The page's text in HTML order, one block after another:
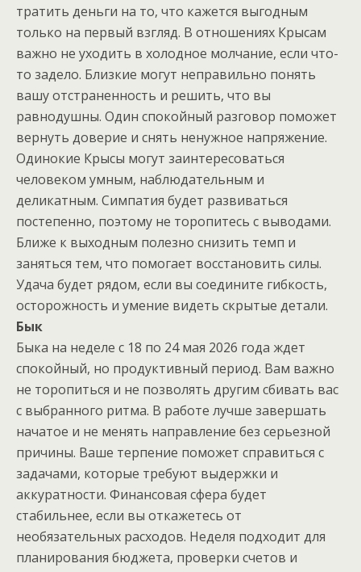
тратить деньги на то, что кажется выгодным
только на первый взгляд. В отношениях Крысам
важно не уходить в холодное молчание, если что-
то задело. Близкие могут неправильно понять
вашу отстраненность и решить, что вы
равнодушны. Один спокойный разговор поможет
вернуть доверие и снять ненужное напряжение.
Одинокие Крысы могут заинтересоваться
человеком умным, наблюдательным и
деликатным. Симпатия будет развиваться
постепенно, поэтому не торопитесь с выводами.
Ближе к выходным полезно снизить темп и
заняться тем, что помогает восстановить силы.
Удача будет рядом, если вы соедините гибкость,
осторожность и умение видеть скрытые детали.
Бык
Быка на неделе с 18 по 24 мая 2026 года ждет
спокойный, но продуктивный период. Вам важно
не торопиться и не позволять другим сбивать вас
с выбранного ритма. В работе лучше завершать
начатое и не менять направление без серьезной
причины. Ваше терпение поможет справиться с
задачами, которые требуют выдержки и
аккуратности. Финансовая сфера будет
стабильнее, если вы откажетесь от
необязательных расходов. Неделя подходит для
планирования бюджета, проверки счетов и